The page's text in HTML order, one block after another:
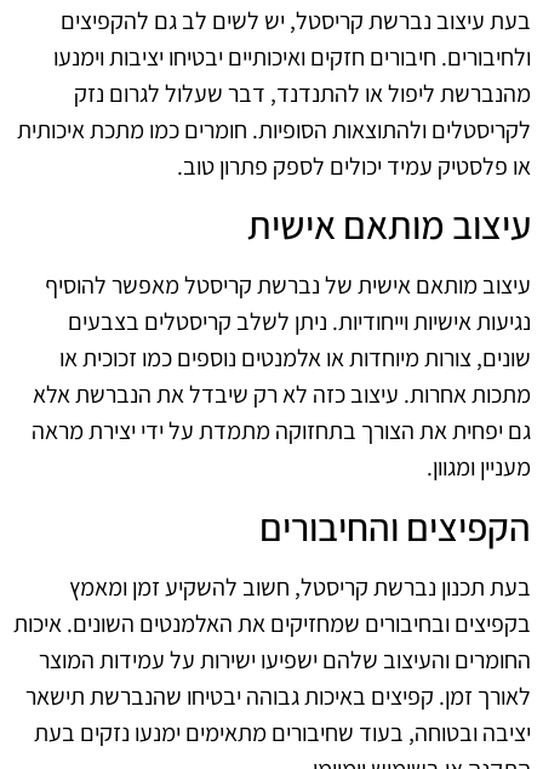
בעת עיצוב נברשת קריסטל, יש לשים לב גם להקפיצים
ולחיבורים. חיבורים חזקים ואיכותיים יבטיחו יציבות וימנעו
מהנברשת ליפול או להתנדנד, דבר שעלול לגרום נזק
לקריסטלים ולהתוצאות הסופיות. חומרים כמו מתכת איכותית
או פלסטיק עמיד יכולים לספק פתרון טוב.
עיצוב מותאם אישית
עיצוב מותאם אישית של נברשת קריסטל מאפשר להוסיף
נגיעות אישיות וייחודיות. ניתן לשלב קריסטלים בצבעים
שונים, צורות מיוחדות או אלמנטים נוספים כמו זכוכית או
מתכות אחרות. עיצוב כזה לא רק שיבדל את הנברשת אלא
גם יפחית את הצורך בתחזוקה מתמדת על ידי יצירת מראה
מעניין ומגוון.
הקפיצים והחיבורים
בעת תכנון נברשת קריסטל, חשוב להשקיע זמן ומאמץ
בקפיצים ובחיבורים שמחזיקים את האלמנטים השונים. איכות
החומרים והעיצוב שלהם ישפיעו ישירות על עמידות המוצר
לאורך זמן. קפיצים באיכות גבוהה יבטיחו שהנברשת תישאר
יציבה ובטוחה, בעוד שחיבורים מתאימים ימנעו נזקים בעת